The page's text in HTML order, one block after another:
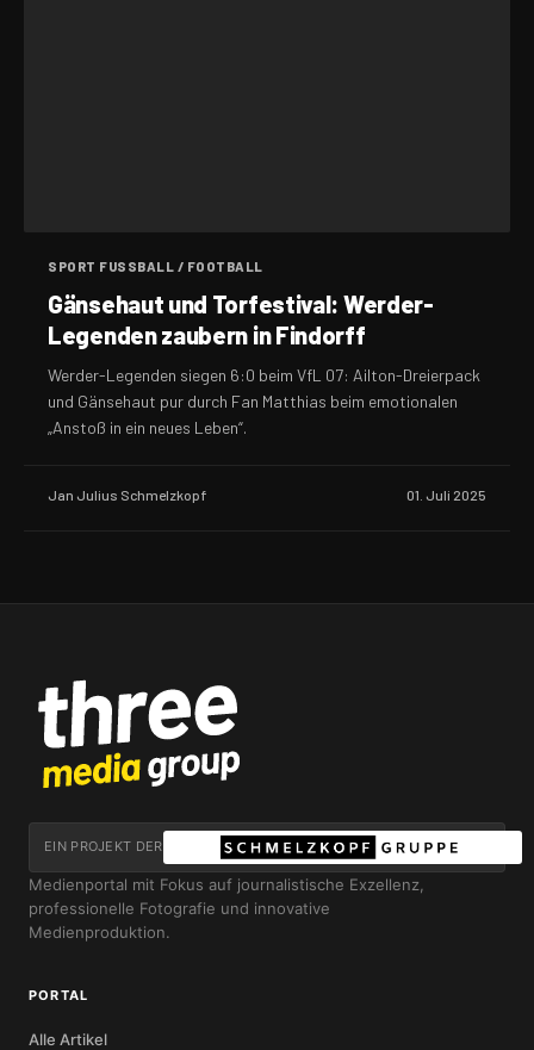
SPORT FUSSBALL / FOOTBALL
Gänsehaut und Torfestival: Werder-
Legenden zaubern in Findorff
Werder-Legenden siegen 6:0 beim VfL 07: Ailton-Dreierpack
und Gänsehaut pur durch Fan Matthias beim emotionalen
„Anstoß in ein neues Leben“.
Jan Julius Schmelzkopf 01. Juli 2025
EIN PROJEKT DER
Medienportal mit Fokus auf journalistische Exzellenz,
professionelle Fotografie und innovative
Medienproduktion.
PORTAL
Alle Artikel